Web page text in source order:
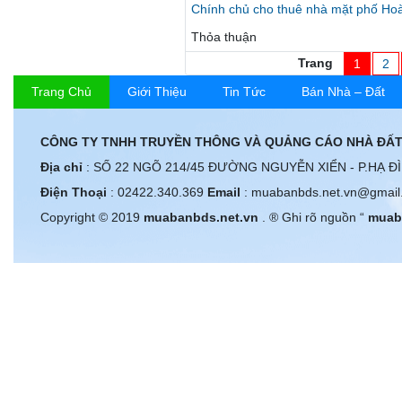
Chính chủ cho thuê nhà mặt phố
Thỏa thuận
Trang
1
2
Trang Chủ
Giới Thiệu Tin Tức Bán Nhà – Đất
CÔNG TY TNHH TRUYỀN THÔNG VÀ QUẢNG CÁO NHÀ
Địa chỉ : SỐ 22 NGÕ 214/45 ĐƯỜNG NGUYỄN XIỂN - P.HẠ
Điện Thoại : 02422.340.369 Email :
Copyright © 2019 muabanbds.net.vn . ® Ghi rõ nguồn “